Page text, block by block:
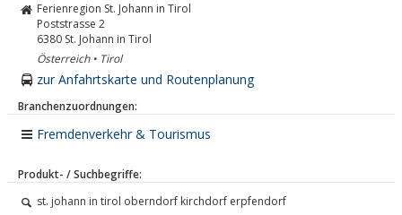
Ferienregion St. Johann in Tirol
Poststrasse 2
6380 St. Johann in Tirol
Österreich • Tirol
zur Anfahrtskarte und Routenplanung
Branchenzuordnungen:
Fremdenverkehr & Tourismus
Produkt- / Suchbegriffe:
st. johann in tirol oberndorf kirchdorf erpfendorf